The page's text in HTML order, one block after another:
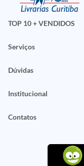
TOP 10 + VENDIDOS
Serviços
Dúvidas
Institucional
Contatos